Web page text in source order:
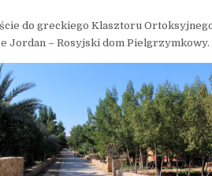
do greckiego Klasztoru
Jordan – Rosyjski dom Pielgrzymkowy.